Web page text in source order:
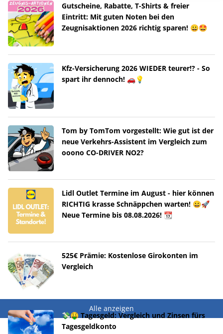
Gutscheine, Rabatte, T-Shirts & freier
Eintritt: Mit guten Noten bei den
Zeugnisaktionen 2026 richtig sparen! 😀🤩
Kfz-Versicherung 2026 WIEDER teurer!? - So
spart ihr dennoch! 🚗💡
Tom by TomTom vorgestellt: Wie gut ist der
neue Verkehrs-Assistent im Vergleich zum
ooono CO-DRIVER NO2?
Lidl Outlet Termine im August - hier können
RICHTIG krasse Schnäppchen warten! 😀🚀
Neue Termine bis 08.08.2026! 📆
525€ Prämie: Kostenlose Girokonten im
Vergleich
Alle anzeigen
💸🤑 Tagesgeld: Vergleich und Zinsen fürs
Tagesgeldkonto